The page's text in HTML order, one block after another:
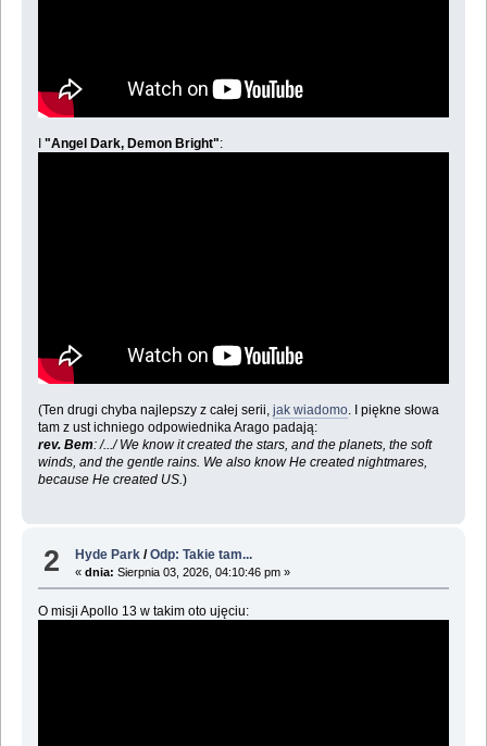
"Angel Dark, Demon Bright":
(Ten drugi chyba najlepszy z całej serii, jak wiadomo. I piękne słowa
tam z ust ichniego odpowiednika Arago padają:
rev. Bem: /.../ We know it created the stars, and the planets, the soft
winds, and the gentle rains. We also know He created nightmares,
because He created US. )
2 Hyde Park /Odp: Takie tam...
«dnia: Sierpnia 03, 2026, 04:10:46 pm »
O misji Apollo 13 w takim oto ujęciu: